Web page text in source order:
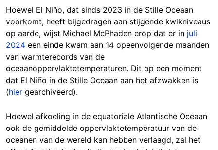
Hoewel El Niño, dat sinds 2023 in de Stille Oceaan
voorkomt, heeft bijgedragen aan stijgende kwikniveaus
op aarde, wijst Michael McPhaden erop dat er in juli
2024 een einde kwam aan 14 opeenvolgende maanden
van warmterecords van de
oceaanoppervlaktetemperaturen. Dit op een moment
dat El Niño in de Stille Oceaan aan het afzwakken is
(hier gearchiveerd).
Hoewel afkoeling in de equatoriale Atlantische Oceaan
ook de gemiddelde oppervlaktetemperatuur van de
oceanen van de wereld kan hebben verlaagd, zal het